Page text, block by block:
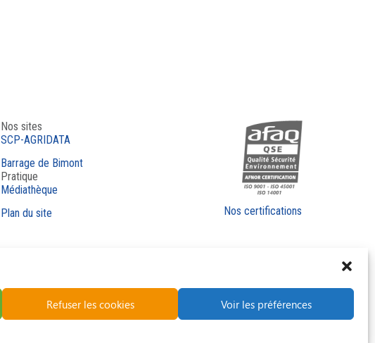
Refuser les cookies Voir les préférences
Nos sites
SCP-AGRIDATA
Barrage de Bimont
Pratique
Médiathèque
Plan du site
Nos certifications